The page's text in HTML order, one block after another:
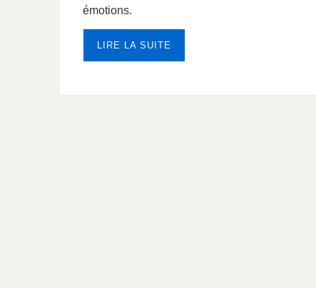
émotions.
LIRE LA SUITE